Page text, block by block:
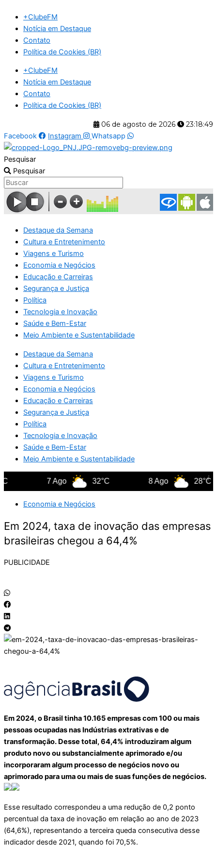
para
conteúdo
+ClubeFM
Notícia em Destaque
Contato
Política de Cookies (BR)
+ClubeFM
Notícia em Destaque
Contato
Política de Cookies (BR)
06 de agosto de 2026
23:18:49
Facebook
Instagram Whatsapp
Pesquisar
Pesquisar
Destaque da Semana
Cultura e Entretenimento
Viagens e Turismo
Economia e Negócios
Educação e Carreiras
Segurança e Justiça
Política
Tecnologia e Inovação
Saúde e Bem-Estar
Meio Ambiente e Sustentabilidade
Destaque da Semana
Cultura e Entretenimento
Viagens e Turismo
Economia e Negócios
Educação e Carreiras
Segurança e Justiça
Política
Tecnologia e Inovação
Saúde e Bem-Estar
Meio Ambiente e Sustentabilidade
7 Ago 32°C 8 Ago 28°C
Economia e Negócios
Em 2024, taxa de inovação das empresas
brasileiras chegou a 64,4%
PUBLICIDADE
Em 2024, o Brasil tinha 10.165 empresas com 100 ou mais
pessoas ocupadas nas Indústrias extrativas e de
transformação. Desse total, 64,4% introduziram algum
produto novo ou substancialmente aprimorado e/ou
incorporaram algum processo de negócios novo ou
aprimorado para uma ou mais de suas funções de negócios.
Esse resultado correspondeu a uma redução de 0,2 ponto
percentual da taxa de inovação em relação ao ano de 2023
(64,6%), representando a terceira queda consecutiva desse
indicador desde 2021, quando foi 70,5%.